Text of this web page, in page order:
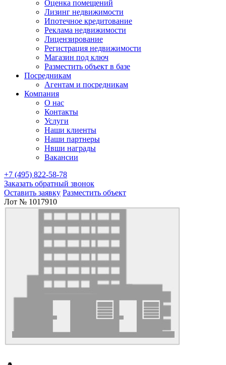
Оценка помещений
Лизинг недвижимости
Ипотечное кредитование
Реклама недвижимости
Лицензирование
Регистрация недвижимости
Магазин под ключ
Разместить объект в базе
Посредникам
Агентам и посредникам
Компания
О нас
Контакты
Услуги
Наши клиенты
Наши партнеры
Нвши награды
Вакансии
+7 (495) 822-58-78
Заказать обратный звонок
Оставить заявку Разместить объект
Лот № 1017910